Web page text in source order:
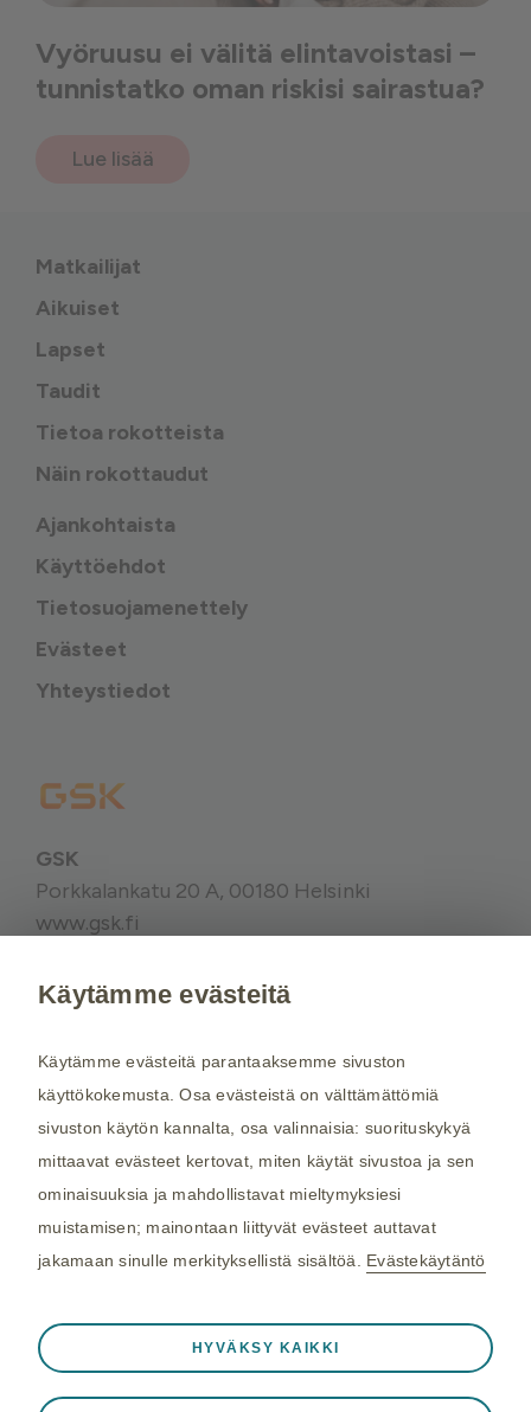
Vyöruusu ei välitä elintavoistasi –
tunnistatko oman riskisi sairastua?
Lue lisää
Matkailijat
Aikuiset
Lapset
Taudit
Tietoa rokotteista
Näin rokottaudut
Ajankohtaista
Käyttöehdot
Tietosuojamenettely
Evästeet
Yhteystiedot
GSK
Porkkalankatu 20 A, 00180 Helsinki
www.gsk.fi
ammattilaiselta. Rokotussuositukset perustuvat
THL:nsuosituksiin. Maakohtaiset
rokotussuositukset perustuvatMatkailijan
terveysoppaaseen, jota toimittaa Kustannus Oy
Duodecim (aiemmin THL). Tarkistamme
maakohtaiset rokotesuositukset kahdesti
vuodessa.
04/2024, NP-FI-TVX-WCNT-210005
Viimeisin päivitys 25.03.2025
Käytämme evästeitä
Käytämme evästeitä parantaaksemme sivuston
käyttökokemusta. Osa evästeistä on välttämättömiä
sivuston käytön kannalta, osa valinnaisia: suorituskykyä
mittaavat evästeet kertovat, miten käytät sivustoa ja sen
ominaisuuksia ja mahdollistavat mieltymyksiesi
muistamisen; mainontaan liittyvät evästeet auttavat
jakamaan sinulle merkityksellistä sisältöä. Evästekäytäntö
Välttämättömät evästeet ❮
HYVÄKSY KAIKKI